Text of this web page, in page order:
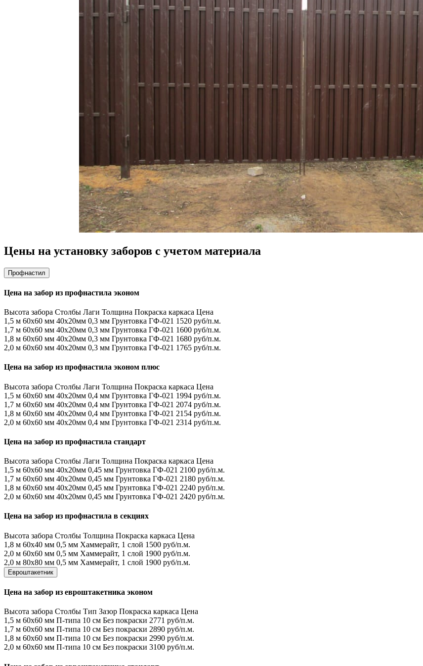
Цены на установку заборов с учетом материала
Профнастил
Цена на забор из профнастила эконом
Высота забора Столбы Лаги Толщина Покраска каркаса Цена
1,5 м 60х60 мм 40х20мм 0,3 мм Грунтовка ГФ-021 1520 руб/п.м.
1,7 м 60х60 мм 40х20мм 0,3 мм Грунтовка ГФ-021 1600 руб/п.м.
1,8 м 60х60 мм 40х20мм 0,3 мм Грунтовка ГФ-021 1680 руб/п.м.
2,0 м 60х60 мм 40х20мм 0,3 мм Грунтовка ГФ-021 1765 руб/п.м.
Цена на забор из профнастила эконом плюс
Высота забора Столбы Лаги Толщина Покраска каркаса Цена
1,5 м 60х60 мм 40х20мм 0,4 мм Грунтовка ГФ-021 1994 руб/п.м.
1,7 м 60х60 мм 40х20мм 0,4 мм Грунтовка ГФ-021 2074 руб/п.м.
1,8 м 60х60 мм 40х20мм 0,4 мм Грунтовка ГФ-021 2154 руб/п.м.
2,0 м 60х60 мм 40х20мм 0,4 мм Грунтовка ГФ-021 2314 руб/п.м.
Цена на забор из профнастила стандарт
Высота забора Столбы Лаги Толщина Покраска каркаса Цена
1,5 м 60х60 мм 40х20мм 0,45 мм Грунтовка ГФ-021 2100 руб/п.м.
1,7 м 60х60 мм 40х20мм 0,45 мм Грунтовка ГФ-021 2180 руб/п.м.
1,8 м 60х60 мм 40х20мм 0,45 мм Грунтовка ГФ-021 2240 руб/п.м.
2,0 м 60х60 мм 40х20мм 0,45 мм Грунтовка ГФ-021 2420 руб/п.м.
Цена на забор из профнастила в секциях
Высота забора Столбы Толщина Покраска каркаса Цена
1,8 м 60х40 мм 0,5 мм Хаммерайт, 1 слой 1500 руб/п.м.
2,0 м 60х60 мм 0,5 мм Хаммерайт, 1 слой 1900 руб/п.м.
2,0 м 80х80 мм 0,5 мм Хаммерайт, 1 слой 1900 руб/п.м.
Евроштакетник
Цена на забор из евроштакетника эконом
Высота забора Столбы Тип Зазор Покраска каркаса Цена
1,5 м 60х60 мм П-типа 10 см Без покраски 2771 руб/п.м.
1,7 м 60х60 мм П-типа 10 см Без покраски 2890 руб/п.м.
1,8 м 60х60 мм П-типа 10 см Без покраски 2990 руб/п.м.
2,0 м 60х60 мм П-типа 10 см Без покраски 3100 руб/п.м.